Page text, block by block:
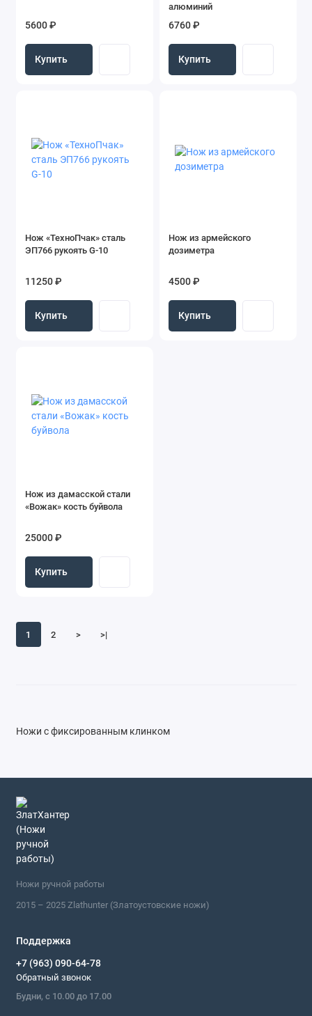
5600 ₽
Купить
алюминий
6760 ₽
Купить
Нож «ТехноПчак» сталь
ЭП766 рукоять G-10
11250 ₽
Купить
Нож из армейского
дозиметра
4500 ₽
Купить
Нож из дамасской стали
«Вожак» кость буйвола
25000 ₽
Купить
1 2 > >|
Ножи с фиксированным клинком
Ножи ручной работы
2015 – 2025 Zlathunter (Златоустовские ножи)
Поддержка
+7 (963) 090-64-78
Обратный звонок
Будни, с 10.00 до 17.00